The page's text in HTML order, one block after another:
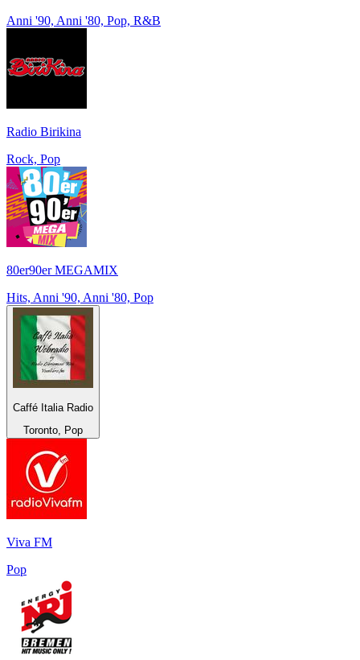
Anni '90, Anni '80, Pop, R&B
Radio Birikina
Rock, Pop
80er90er MEGAMIX
Hits, Anni '90, Anni '80, Pop
Caffé Italia Radio
Toronto, Pop
Viva FM
Pop